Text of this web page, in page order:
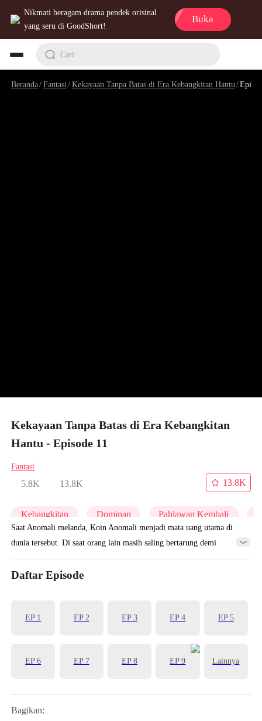
Nikmati beragam drama pendek orisinal
yang seru di GoodShort!
Buka
Cari
Beranda/Fantasi /Kekayaan Tanpa Batas di Era Kebangkitan Hantu/Episode 11
Kekayaan Tanpa Batas di Era Kebangkitan
Hantu - Episode 11
Fantasi
5.8K 13.8K
13.8K
Kebangkitan Dominan Pahlawan Kembali
Saat Anomali melanda, Koin Anomali menjadi mata uang utama di
dunia tersebut. Di saat orang lain masih saling bertarung demi
yang tak terhitung jumlahnya berkat triliunan Koin Anomali
Daftar Episode
EP 1 EP 2 EP 3 EP 4 EP 5
EP 6 EP 7 EP 8 EP 9 Lainnya
Bagikan: